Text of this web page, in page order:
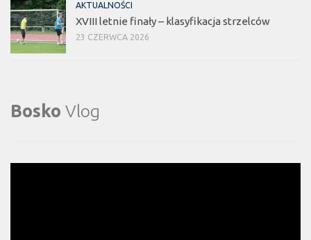
AKTUALNOŚCI
XVIII letnie finały – klasyfikacja strzelców
23 CZERWCA 2026
Bosko Vlog